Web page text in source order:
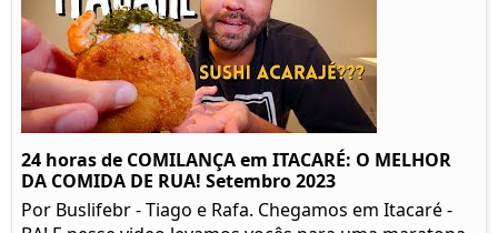
24 horas de COMILANÇA em ITACARÉ: O MELHOR
DA COMIDA DE RUA! Setembro 2023
Por Buslifebr - Tiago e Rafa. Chegamos em Itacaré -